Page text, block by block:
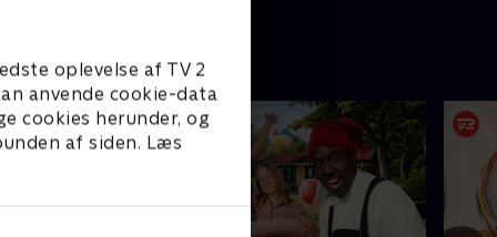
oplevelse af TV 2
anvende cookie-data
cookies herunder, og
af siden. Læs